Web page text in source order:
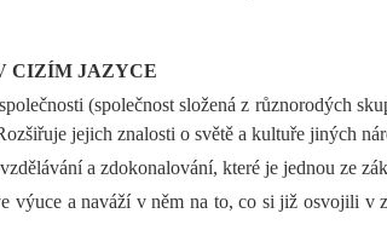
CIZÍM JAZYCE
(společnost složená z různorodých
jejich znalosti o světě a kultuře jiných
a zdokonalování, které je jednou ze
výuce a naváží v něm na to, co si již osvojili